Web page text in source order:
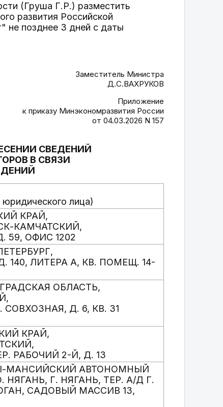
(Груша Г.Р.) разместить
развития Российской
не позднее 3 дней с даты
Заместитель Министра
Д.С.ВАХРУКОВ
Приложение
к приказу Минэкономразвития России
от 04.03.2026 N 157
СВЕДЕНИЙ
В СВЯЗИ
лица)
КРАЙ,
КАМЧАТСКИЙ,
59, ОФИС 1202
140, ЛИТЕРА А, КВ. ПОМЕЩ. 14-
ОБЛАСТЬ,
СОВХОЗНАЯ, Д. 6, КВ. 31
КРАЙ,
РАБОЧИЙ 2-Й, Д. 13
МАНСИЙСКИЙ АВТОНОМНЫЙ
НЯГАНЬ, Г. НЯГАНЬ, ТЕР. А/Д Г.
САДОВЫЙ МАССИВ 13,